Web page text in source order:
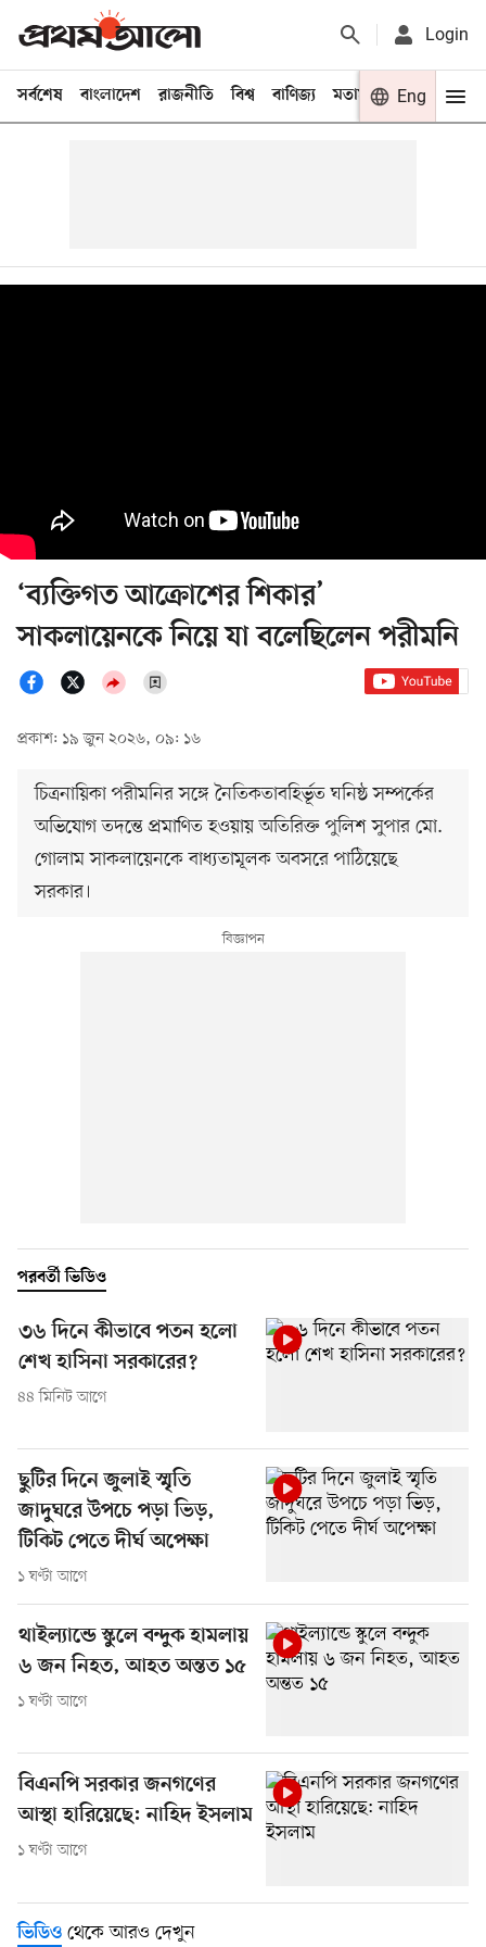
Login
সর্বশেষ বাংলাদেশ রাজনীতি বিশ্ব বাণিজ্য মতামত খেলা
Eng
‘ব্যক্তিগত আক্রোশের শিকার’
সাকলায়েনকে নিয়ে যা বলেছিলেন পরীমনি
প্রকাশ: ১৯ জুন ২০২৬, ০৯: ১৬
চিত্রনায়িকা পরীমনির সঙ্গে নৈতিকতাবহির্ভূত ঘনিষ্ঠ সম্পর্কের
অভিযোগ তদন্তে প্রমাণিত হওয়ায় অতিরিক্ত পুলিশ সুপার মো.
গোলাম সাকলায়েনকে বাধ্যতামূলক অবসরে পাঠিয়েছে
সরকার।
পরবর্তী ভিডিও
৩৬ দিনে কীভাবে পতন হলো
শেখ হাসিনা সরকারের?
৪৪ মিনিট আগে
ছুটির দিনে জুলাই স্মৃতি
জাদুঘরে উপচে পড়া ভিড়,
টিকিট পেতে দীর্ঘ অপেক্ষা
১ ঘণ্টা আগে
থাইল্যান্ডে স্কুলে বন্দুক হামলায়
৬ জন নিহত, আহত অন্তত ১৫
১ ঘণ্টা আগে
বিএনপি সরকার জনগণের
আস্থা হারিয়েছে: নাহিদ ইসলাম
১ ঘণ্টা আগে
ভিডিও থেকে আরও দেখুন